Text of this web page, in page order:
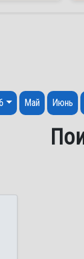
Май Июнь